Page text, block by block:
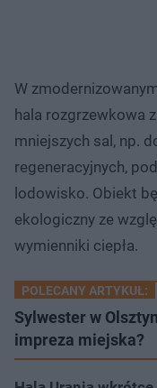
W
hala rozgrzewkowa
mniejszych sal, np.
regeneracyjnych,
lodowisko. Obiekt
ekologiczny ze
wymienniki ciepła.
POLECANY ARTYKUŁ:
Sylwester w
impreza miejska?